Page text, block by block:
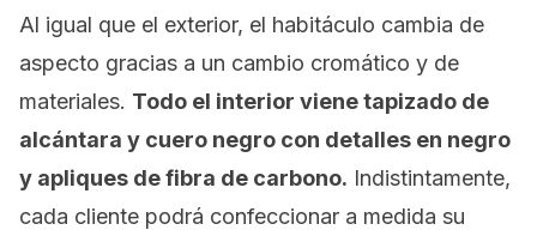
Al igual que el exterior, el habitáculo cambia de
aspecto gracias a un cambio cromático y de
materiales. Todo el interior viene tapizado de
alcántara y cuero negro con detalles en negro
y apliques de fibra de carbono. Indistintamente,
cada cliente podrá confeccionar a medida su